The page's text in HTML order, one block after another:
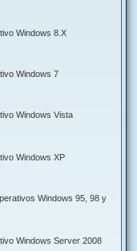
Windows 8.X
Windows 7
Windows Vista
Windows XP
Windows 95, 98 y
Windows Server 2008